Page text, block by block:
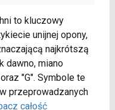
to kluczowy
unijnej opony,
najkrótszą
dawno, miano
"G". Symbole te
przeprowadzanych
całość